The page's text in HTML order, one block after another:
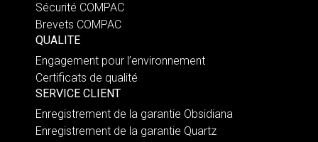
Sécurité COMPAC
Brevets COMPAC
QUALITE
Engagement pour l’environnement
Certificats de qualité
SERVICE CLIENT
Enregistrement de la garantie Obsidiana
Enregistrement de la garantie Quartz